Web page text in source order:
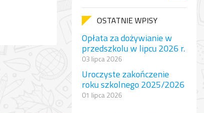
OSTATNIE WPISY
Opłata za dożywianie w
przedszkolu w lipcu 2026 r.
03 lipca 2026
Uroczyste zakończenie
roku szkolnego 2025/2026
01 lipca 2026